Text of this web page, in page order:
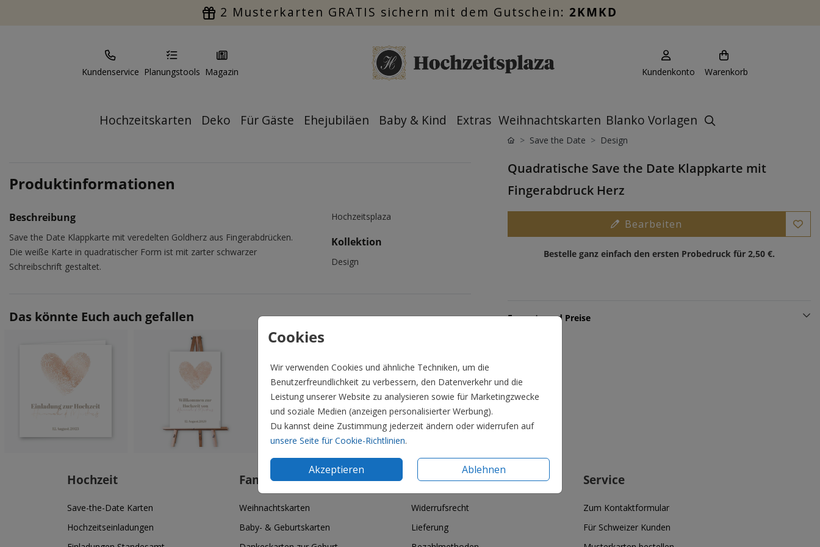
2 Musterkarten GRATIS sichern mit dem Gutschein: 2KMKD
Kundenservice Planungstools Magazin Kundenkonto Warenkorb
Hochzeitskarten Deko Für Gäste Ehejubiläen Baby & Kind Extras Weihnachtskarten Blanko Vorlagen
Cookies
Wir verwenden Cookies und ähnliche Techniken, um die
Benutzerfreundlichkeit zu verbessern, den Datenverkehr und die
Leistung unserer Website zu analysieren sowie für Marketingzwecke
und soziale Medien (anzeigen personalisierter Werbung).
Du kannst deine Zustimmung jederzeit ändern oder widerrufen auf
unsere Seite für Cookie-Richtlinien.
Akzeptieren Ablehnen
Produktinformationen
Beschreibung
Save the Date Klappkarte mit veredelten Goldherz aus Fingerabdrücken.
Die weiße Karte in quadratischer Form ist mit zarter schwarzer
Schreibschrift gestaltet.
Hochzeitsplaza
Kollektion
Design
Das könnte Euch auch gefallen
Save the Date Design
Quadratische Save the Date Klappkarte mit
Fingerabdruck Herz
Bearbeiten
Bestelle ganz einfach den ersten Probedruck für 2,50 €.
Formate und Preise
Hochzeit
Save-the-Date Karten
Hochzeitseinladungen
Familie & Feiertage
Weihnachtskarten
Baby- & Geburtskarten
Informationen
Widerrufsrecht
Lieferung
Service
Zum Kontaktformular
Für Schweizer Kunden